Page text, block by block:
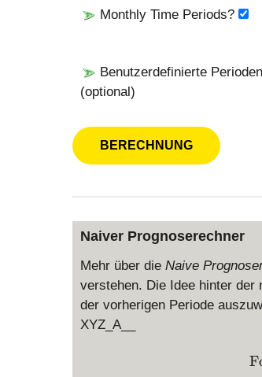
Monthly Time Periods?
Benutzerdefinierte
(optional)
Naiver Prognoserechner
Mehr über die Naive
verstehen. Die Idee hinter der
der vorherigen Periode
XYZ_A__